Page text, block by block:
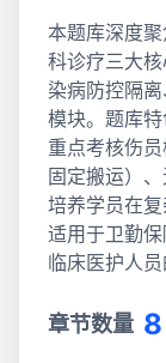
本题库深度
科诊疗三大
染病防控隔
模块。题库特
重点考核伤
固定搬运）
培养学员在复
适用于卫勤
临床医护人
章节数量 8